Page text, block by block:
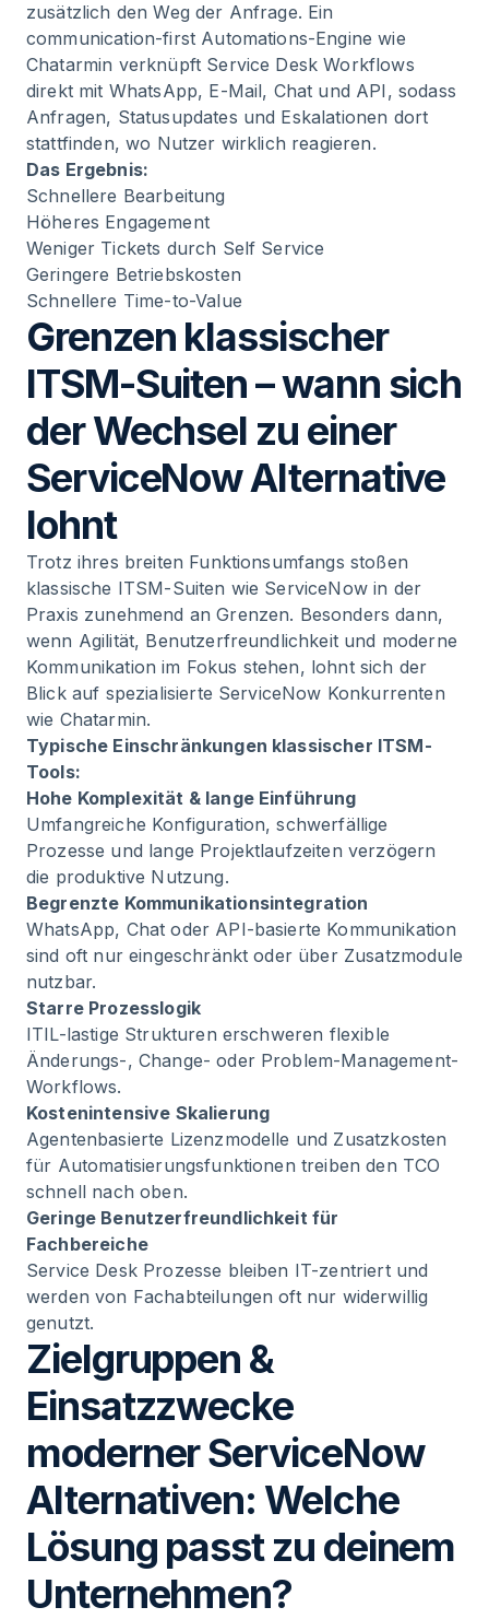
zusätzlich den Weg der Anfrage. Ein
communication-first Automations-Engine wie
Chatarmin verknüpft Service Desk Workflows
direkt mit WhatsApp, E-Mail, Chat und API, sodass
Anfragen, Statusupdates und Eskalationen dort
stattfinden, wo Nutzer wirklich reagieren.
Das Ergebnis:
Schnellere Bearbeitung
Höheres Engagement
Weniger Tickets durch Self Service
Geringere Betriebskosten
Schnellere Time-to-Value
Grenzen klassischer
ITSM-Suiten – wann sich
der Wechsel zu einer
ServiceNow Alternative
lohnt
Trotz ihres breiten Funktionsumfangs stoßen
klassische ITSM-Suiten wie ServiceNow in der
Praxis zunehmend an Grenzen. Besonders dann,
wenn Agilität, Benutzerfreundlichkeit und moderne
Kommunikation im Fokus stehen, lohnt sich der
Blick auf spezialisierte ServiceNow Konkurrenten
wie Chatarmin.
Typische Einschränkungen klassischer ITSM-
Tools:
Hohe Komplexität & lange Einführung
Umfangreiche Konfiguration, schwerfällige
Prozesse und lange Projektlaufzeiten verzögern
die produktive Nutzung.
Begrenzte Kommunikationsintegration
WhatsApp, Chat oder API-basierte Kommunikation
sind oft nur eingeschränkt oder über Zusatzmodule
nutzbar.
Starre Prozesslogik
ITIL-lastige Strukturen erschweren flexible
Änderungs-, Change- oder Problem-Management-
Workflows.
Kostenintensive Skalierung
Agentenbasierte Lizenzmodelle und Zusatzkosten
für Automatisierungsfunktionen treiben den TCO
schnell nach oben.
Geringe Benutzerfreundlichkeit für
Fachbereiche
Service Desk Prozesse bleiben IT-zentriert und
werden von Fachabteilungen oft nur widerwillig
genutzt.
Zielgruppen &
Einsatzzwecke
moderner ServiceNow
Alternativen: Welche
Lösung passt zu deinem
Unternehmen?